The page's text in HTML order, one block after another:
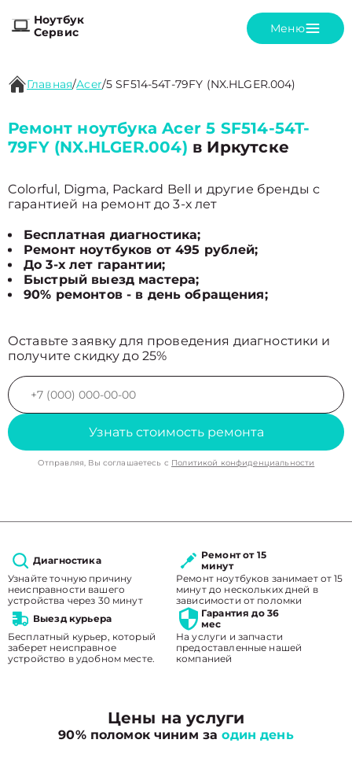
Ноутбук
Сервис
Меню
Главная/Acer/5 SF514-54T-79FY (NX.HLGER.004)
Ремонт ноутбука Acer 5 SF514-54T-
79FY (NX.HLGER.004) в Иркутске
Colorful, Digma, Packard Bell и другие бренды с
гарантией на ремонт до 3-х лет
Бесплатная диагностика;
Ремонт ноутбуков от 495 рублей;
До 3-х лет гарантии;
Быстрый выезд мастера;
90% ремонтов - в день обращения;
Оставьте заявку для проведения диагностики и
получите скидку до 25%
Узнать стоимость ремонта
Отправляя, Вы соглашаетесь с Политикой конфиденциальности
Диагностика
Узнайте точную причину
неисправности вашего
устройства через 30 минут
Ремонт от 15
минут
Ремонт ноутбуков занимает от 15
минут до нескольких дней в
зависимости от поломки
Выезд курьера
Бесплатный курьер, который
заберет неисправное
устройство в удобном месте.
Гарантия до 36
мес
На услуги и запчасти
предоставленные нашей
компанией
Цены на услуги
90% поломок чиним заодин день